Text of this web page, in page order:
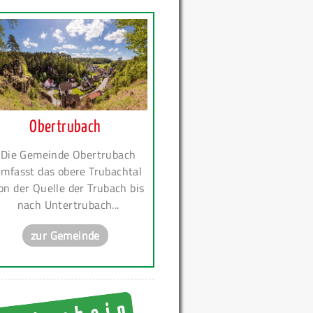
Obertrubach
Die Gemeinde Obertrubach
das obere Trubachtal
der Quelle der Trubach bis
nach Untertrubach...
zur Gemeinde